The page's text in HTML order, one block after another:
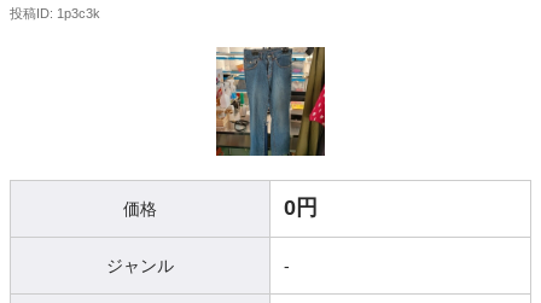
投稿ID: 1p3c3k
価格 0円
ジャンル -